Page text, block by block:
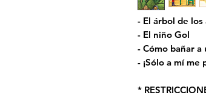
- El árbol de los
- El niño Gol
- Cómo bañar a
- ¡Sólo a mí me
*